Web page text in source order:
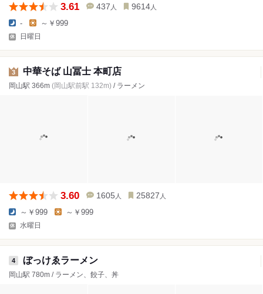
3.61 437 人 9614 人
- ～￥999
日曜日
3 中華そば 山冨士 本町店
岡山駅 366m (岡山駅前駅 132m) / ラーメン
3.60 1605 人 25827 人
～￥999 ～￥999
水曜日
4 ぼっけゑラーメン
岡山駅 780m / ラーメン、餃子、丼